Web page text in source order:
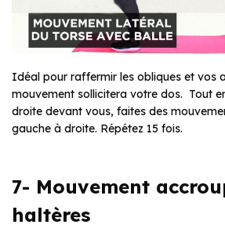
Idéal pour raffermir les obliques et vos
mouvement sollicitera votre dos. Tout
droite devant vous, faites des
gauche à droite. Répétez 15 fois.
7- Mouvement
haltères